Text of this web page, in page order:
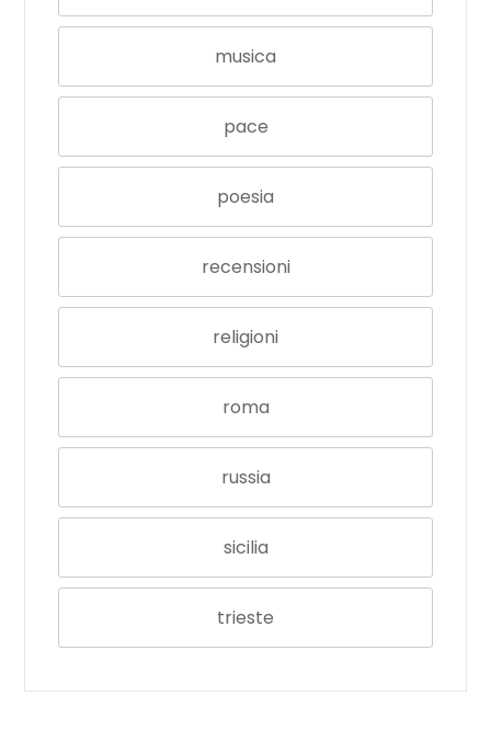
musica
pace
poesia
recensioni
religioni
roma
russia
sicilia
trieste